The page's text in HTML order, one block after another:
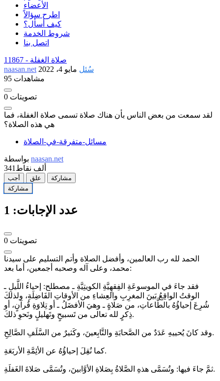
الأعضاء
اطرح سؤالاً
كيف أسأل؟
شروط الخدمة
اتصل بنا
11867 - صلاة الغفلة
naasan.net
سُئل مايو 4، 2022
95 مشاهدات
0 تصويتات
لقد سمعت من بعض الناس بأن هناك صلاة تسمى صلاة الغفلة، فما
هي هذه الصلاة؟
مسائل-متفرقة-في-الصلاة
naasan.net
341ألف نقاط
أجب علق
مشاركة
مشاركة
عدد الإجابات: 1
0 تصويتات
الحمد لله رب العالمين، وأفضل الصلاة وأتم التسليم على سيدنا
محمد، وعلى آله وصحبه أجمعين، أما بعد:
فقد جاءَ في الموسوعَةِ الفِقهِيَّةِ الكويتِيَّةِ ـ مصطلح: إحياءُ اللَّيلِ ـ
الوقتُ الواقِعُ بَينَ المغرِبِ والعِشاءِ من الأوقاتِ الفَاضِلَةِ، ولذلكَ
شُرِعَ إحياؤُهُ بالطَّاعاتِ، من صَلاةٍ ـ وهيَ الأفضَلُ ـ أو تِلاوَةِ قُرآنٍ، أو
ذِكرٍ لله تعالى من تَسبيحٍ وتَهليلٍ ونَحوِ ذلكَ.
وقد كانَ يُحييهِ عَدَدٌ من الصَّحابَةِ والتَّابِعينَ، وكَثيرٌ من السَّلَفِ الصَّالِحِ.
كما نُقِلَ إحياؤُهُ عن الأئِمَّةِ الأربَعَةِ.
ثمَّ جاءَ فيها: وتُسَمَّى هذهِ الصَّلاةُ بِصَلاةِ الأوَّابينَ، وتُسَمَّى صَلاةَ الغَفلَةِ.